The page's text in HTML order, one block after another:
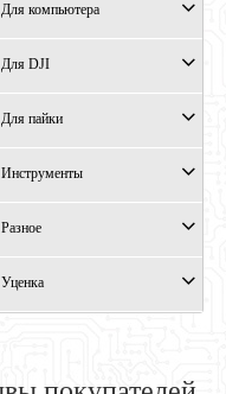
Для компьютера
Для DJI
Для пайки
Инструменты
Разное
Уценка